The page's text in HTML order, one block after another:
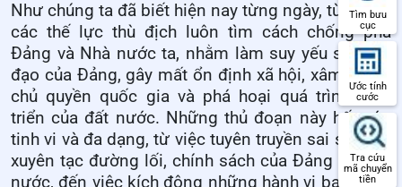
Như chúng ta đã biết hiện nay từng ngày, từng giờ
các thế lực thù địch luôn tìm cách chống phá
Đảng và Nhà nước ta, nhằm làm suy yếu sự lãnh
đạo của Đảng, gây mất ổn định xã hội, xâm phạm
chủ quyền quốc gia và phá hoại quá trình phát
triển của đất nước. Những thủ đoạn này hết sức
tinh vi và đa dạng, từ việc tuyên truyền sai sự thật,
xuyên tạc đường lối, chính sách của Đảng và Nhà
nước, đến việc kích động những hành vi bạo loạn,
Tìm bưu
cục
Ước tính
cước
Tra cứu
mã chuyển
tiền